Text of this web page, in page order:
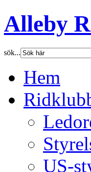
Alleby
sök...
Hem
US-